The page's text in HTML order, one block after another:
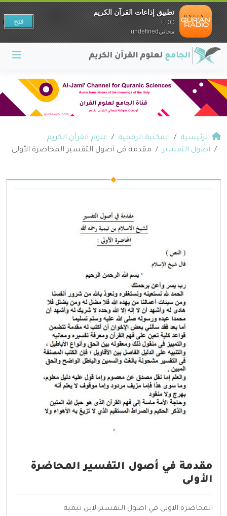
الرئيسية المكتبة الرقمية
علوم القرآن الكريم
أصول التفسير
مقدمة في أصول التفسير المحاضرة الأولى
مقدمة في أصول التفسير المحاضرة
الأولى
المحاضرة الاولى في اصول التفسير لابن تيمية
تطبيق إذاعات القرآن الكريم
EDC
مجانيundefined
فتح